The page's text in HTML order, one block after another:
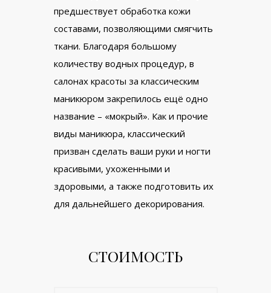
предшествует обработка кожи
составами, позволяющими смягчить
ткани. Благодаря большому
количеству водных процедур, в
салонах красоты за классическим
маникюром закрепилось ещё одно
название – «мокрый». Как и прочие
виды маникюра, классический
призван сделать ваши руки и ногти
красивыми, ухоженными и
здоровыми, а также подготовить их
для дальнейшего декорирования.
СТОИМОСТЬ